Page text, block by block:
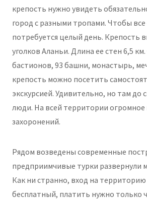
крепость нужно увидеть
город с разными тропами. Чтобы
потребуется целый день. Крепость
уголков Аланьи. Длина ее стен 6,5
бастионов, 93 башни, монастырь,
крепость можно посетить
экскурсией. Удивительно, но там до
люди. На всей территории огромное
захоронений.
Рядом возведены современные
предприимчивые турки развернули
Как ни странно, вход на
бесплатный, платить нужно только